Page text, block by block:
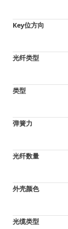
Key位方向
光纤类型
类型
弹簧力
光纤数量
外壳颜色
光缆类型